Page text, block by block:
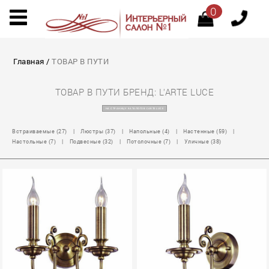
0
Главная /ТОВАР В ПУТИ
ТОВАР В ПУТИ БРЕНД: L'ARTE LUCE
НА СТРАНИЦУ КАТАЛОГОВ L'ARTE LUCE
Встраиваемые (27) | Люстры (37) | Напольные (4) | Настенные (59)
|
Настольные (7)
| Подвесные (32) | Потолочные (7) | Уличные (38)